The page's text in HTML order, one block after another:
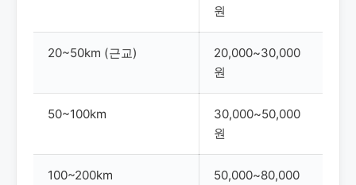
원
20~50km (근교)
20,000~30,000
원
50~100km
30,000~50,000
원
100~200km
50,000~80,000